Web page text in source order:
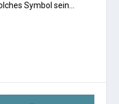
Symbol sein…